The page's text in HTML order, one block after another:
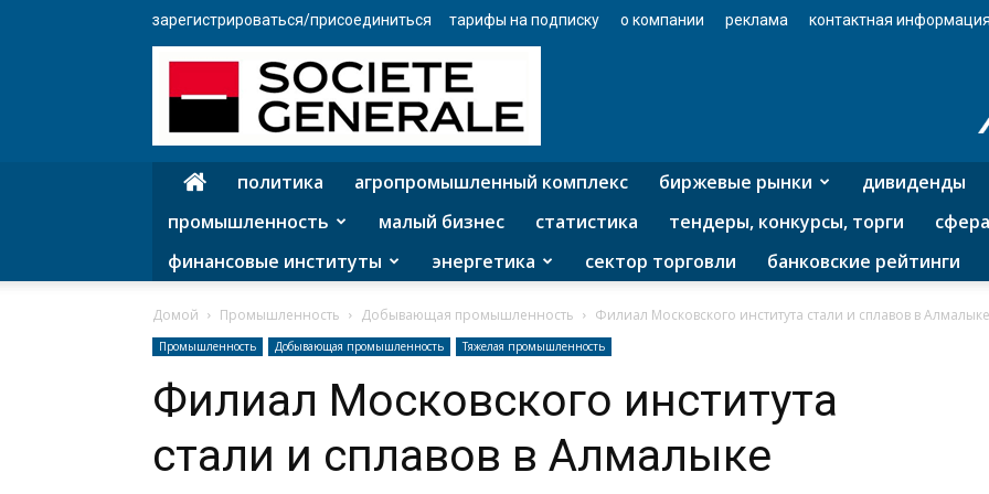
зарегистрироваться/присоединиться тарифы на подписку о компании реклама контактная информация
политика агропромышленный комплекс биржевые рынки дивиденды
промышленность
малый бизнес статистика тендеры, конкурсы, торги
финансовые институты
энергетика сектор торговли банковские рейтинги
Домой Промышленность Добывающая промышленность Филиал Московского института стали и сплавов в
Промышленность Добывающая промышленность Тяжелая промышленность
Филиал Московского института
стали и сплавов в Алмалыке